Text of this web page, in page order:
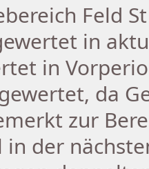
Feld
in
in
da
zur
in der